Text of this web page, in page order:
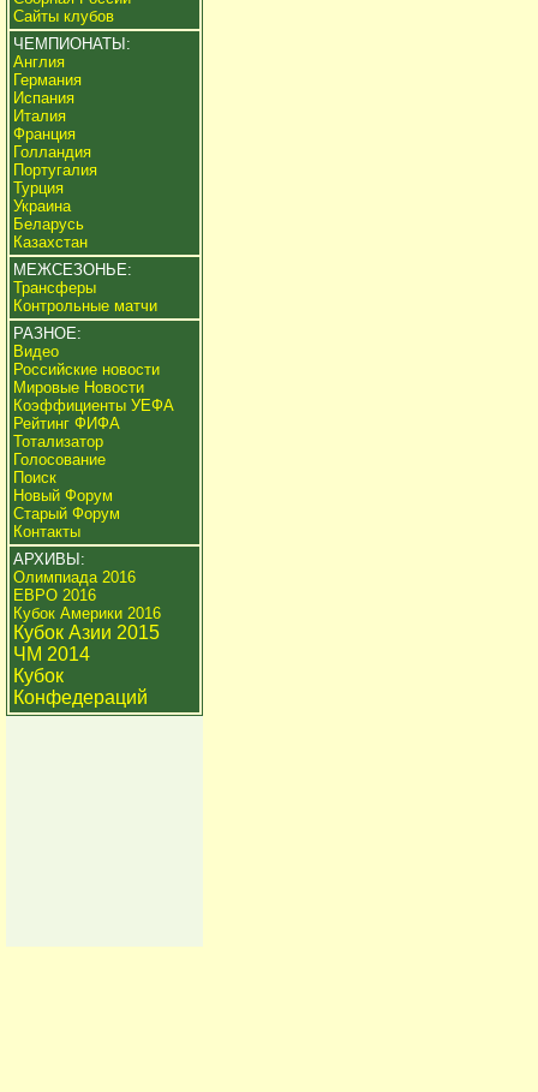
Сайты клубов
ЧЕМПИОНАТЫ:
Англия
Германия
Испания
Италия
Франция
Голландия
Португалия
Турция
Украина
Беларусь
Казахстан
МЕЖСЕЗОНЬЕ:
Трансферы
Контрольные матчи
РАЗНОЕ:
Видео
Российские новости
Мировые Новости
Коэффициенты УЕФА
Рейтинг ФИФА
Тотализатор
Голосование
Поиск
Новый Форум
Старый Форум
Контакты
АРХИВЫ:
Олимпиада 2016
ЕВРО 2016
Кубок Америки 2016
Кубок Азии 2015
ЧМ 2014
Кубок
Конфедераций